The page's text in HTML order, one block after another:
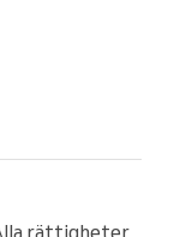
rättigheter